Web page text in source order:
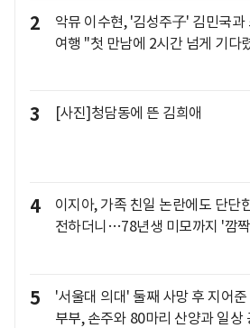
2
악뮤 이수현, '김성주子' 김민국과
여행 "첫 만남에 2시간 넘게 기다
3 [사진]청담동에 뜬 김희애
4
이지아, 가족 친일 논란에도 단단
전하더니…78년생 미모까지 '깜
5
'서울대 의대' 둘째 사망 후 지어
부부, 손주와 80마리 산양과 일상